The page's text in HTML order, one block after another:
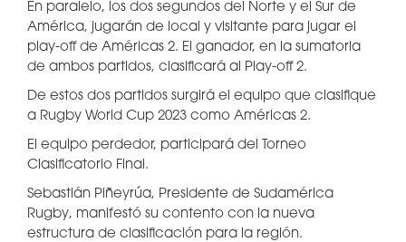
En paralelo, los dos segundos del Norte y el Sur de
América, jugarán de local y visitante para jugar el
play-off de Américas 2. El ganador, en la sumatoria
de ambos partidos, clasificará al Play-off 2.
De estos dos partidos surgirá el equipo que clasifique
a Rugby World Cup 2023 como Américas 2.
El equipo perdedor, participará del Torneo
Clasificatorio Final.
Sebastián Piñeyrúa, Presidente de Sudamérica
Rugby, manifestó su contento con la nueva
estructura de clasificación para la región.